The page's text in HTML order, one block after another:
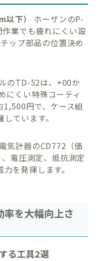
下）
ホーザンのP-
業でも疲れにくい設
ップ部品の位置決め
のTD-52は、+00か
にくい特殊コーティ
1,500円で、ケース組
ています。
気計器のCD772（価
電圧測定、抵抗測定
を発揮します。
を大幅向上さ
る工具2選